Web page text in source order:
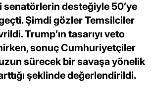
desteğiyle 50’ye
Şimdi gözler Temsilciler
Trump’ın tasarıyı veto
sonuç Cumhuriyetçiler
sürecek bir savaşa yönelik
şeklinde değerlendirildi.